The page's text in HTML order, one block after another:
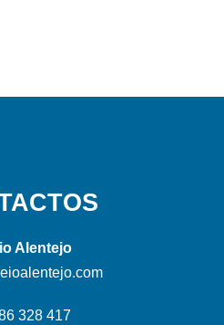
Alentejo
328 417